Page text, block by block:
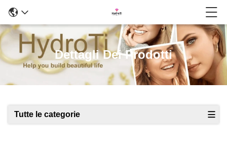
Dettagli Dei Prodotti
Tutte le categorie